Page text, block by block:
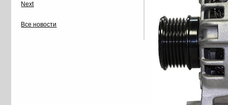
Next
Все новости